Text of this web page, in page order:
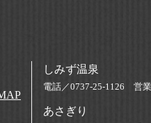
しみず温泉
電話／0737-25-1126 営業
あさぎり